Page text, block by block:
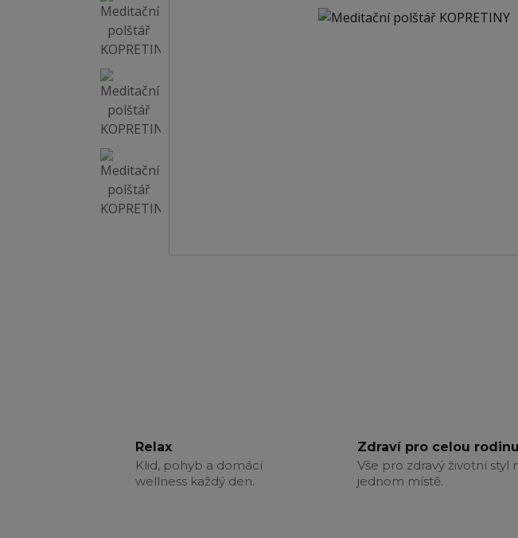
Relax
Klid, pohyb a domácí
wellness každý den.
Zdraví pro celou rodinu
Vše pro zdravý životní styl
jednom místě.